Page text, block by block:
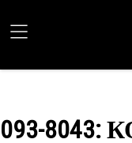
093-8043: